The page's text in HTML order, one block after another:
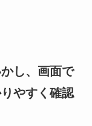
し、画面で
やすく確認